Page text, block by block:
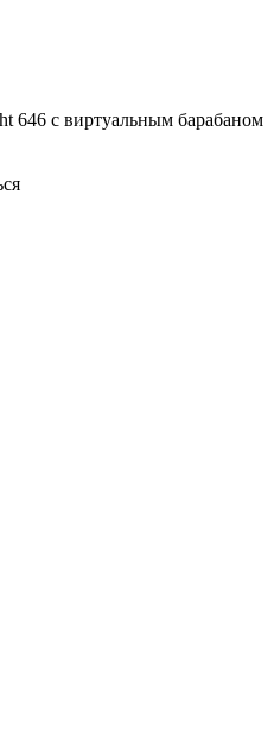
646 с виртуальным барабаном